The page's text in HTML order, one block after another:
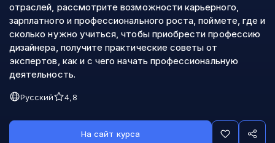
отраслей, рассмотрите возможности карьерного,
зарплатного и профессионального роста, поймете, где и
сколько нужно учиться, чтобы приобрести профессию
дизайнера, получите практические советы от
экспертов, как и с чего начать профессиональную
деятельность.
Русский 4,8
На сайт курса